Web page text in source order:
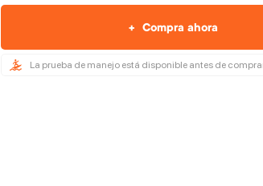
+ Compra ahora
La prueba de manejo está disponible antes de